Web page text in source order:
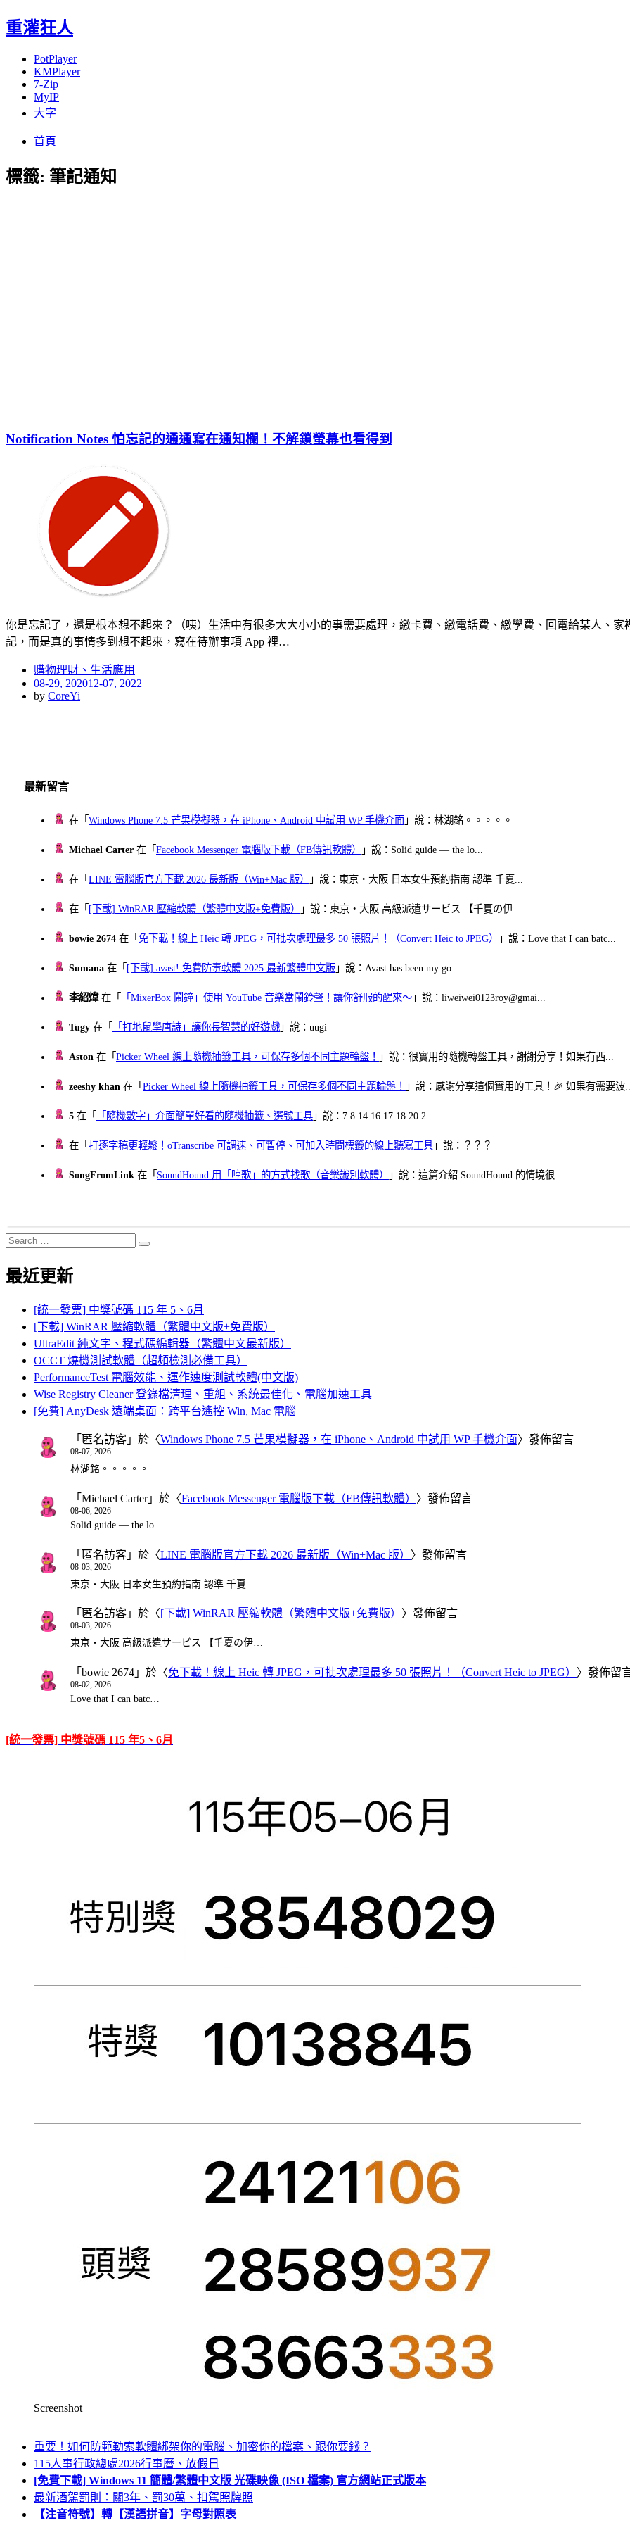
重灌狂人
PotPlayer
KMPlayer
7-Zip
MyIP
大字
首頁
標籤: 筆記通知
Notification Notes 怕忘記的通通寫在通知欄！不解鎖螢幕也看得到
你是忘記了，還是根本想不起來？（咦）生活中有很多大大小小的事需要處理，繳卡費、繳電話費、繳學費、回電給某人、
記，而是真的事情多到想不起來，寫在待辦事項 App 裡…
購物理財、生活應用
Posted
on
08-29, 202012-07, 2022
by CoreYi
最新留言
在「Windows Phone 7.5 芒果模擬器，在 iPhone、Android 中試用 WP 手機介面 」說：林湖銘。。。。。
Michael Carter 在「Facebook Messenger 電腦版下載（FB傳訊軟體） 」說：Solid guide — the lo...
在「LINE 電腦版官方下載 2026 最新版（Win+Mac 版） 」說：東京・大阪 日本女生預約指南 認準 千夏...
在「 [下載] WinRAR 壓縮軟體（繁體中文版+免費版） 」說：東京・大阪 高級派遣サービス 【千夏の伊...
bowie 2674 在「免下載！線上 Heic 轉 JPEG，可批次處理最多 50 張照片！（Convert Heic to JPEG） 」說：Love that I can batc...
Sumana 在「 [下載] avast! 免費防毒軟體 2025 最新繁體中文版 」說：Avast has been my go...
李紹煒在「 「MixerBox 鬧鐘」使用 YouTube 音樂當鬧鈴聲！讓你舒服的醒來～ 」說：liweiwei0123roy@gmai...
Tugy 在「 「打地鼠學唐詩」讓你長智慧的好遊戲 」說：uugi
Aston 在「Picker Wheel 線上隨機抽籤工具，可保存多個不同主題輪盤！ 」說：很實用的隨機轉盤工具，謝謝分享！如果有西...
zeeshy khan 在「Picker Wheel 線上隨機抽籤工具，可保存多個不同主題輪盤！ 」說：感謝分享這個實用的工具！🎉 如果有需要波
5 在「 「隨機數字」介面簡單好看的隨機抽籤、選號工具 」說：7 8 14 16 17 18 20 2...
在「打逐字稿更輕鬆！oTranscribe 可調速、可暫停、可加入時間標籤的線上聽寫工具 」說：？？？
SongFromLink 在「 SoundHound 用「哼歌」的方式找歌（音樂識別軟體） 」說：這篇介紹 SoundHound 的情境很...
Search
for:
Search
最近更新
[統一發票] 中獎號碼 115 年 5、6月
[下載] WinRAR 壓縮軟體（繁體中文版+免費版）
UltraEdit 純文字、程式碼編輯器（繁體中文最新版）
OCCT 燒機測試軟體（超頻檢測必備工具）
PerformanceTest 電腦效能、運作速度測試軟體(中文版)
Wise Registry Cleaner 登錄檔清理、重組、系統最佳化、電腦加速工具
[免費] AnyDesk 遠端桌面：跨平台遙控 Win, Mac 電腦
「 匿名訪客 」於〈Windows Phone 7.5 芒果模擬器，在 iPhone、Android 中試用 WP 手機介面〉發佈留言
08-07, 2026
林湖銘。。。。。
「 Michael Carter」於〈Facebook Messenger 電腦版下載（FB傳訊軟體） 〉發佈留言
08-06, 2026
Solid guide — the lo…
「 匿名訪客 」於〈LINE 電腦版官方下載 2026 最新版（Win+Mac 版） 〉發佈留言
08-03, 2026
東京・大阪 日本女生預約指南 認準 千夏…
「 匿名訪客 」於〈[下載] WinRAR 壓縮軟體（繁體中文版+免費版） 〉發佈留言
08-03, 2026
東京・大阪 高級派遣サービス 【千夏の伊…
「 bowie 2674 」於〈免下載！線上 Heic 轉 JPEG，可批次處理最多 50 張照片！（Convert Heic to JPEG） 〉發佈留
08-02, 2026
Love that I can batc…
[統一發票] 中獎號碼 115 年5、6月
Screenshot
重要！如何防範勒索軟體綁架你的電腦、加密你的檔案、跟你要錢？
115人事行政總處2026行事曆、放假日
[免費下載] Windows 11 簡體/繁體中文版 光碟映像 (ISO 檔案) 官方網站正式版本
最新酒駕罰則：關3年、罰30萬、扣駕照牌照
【注音符號】轉【漢語拼音】字母對照表